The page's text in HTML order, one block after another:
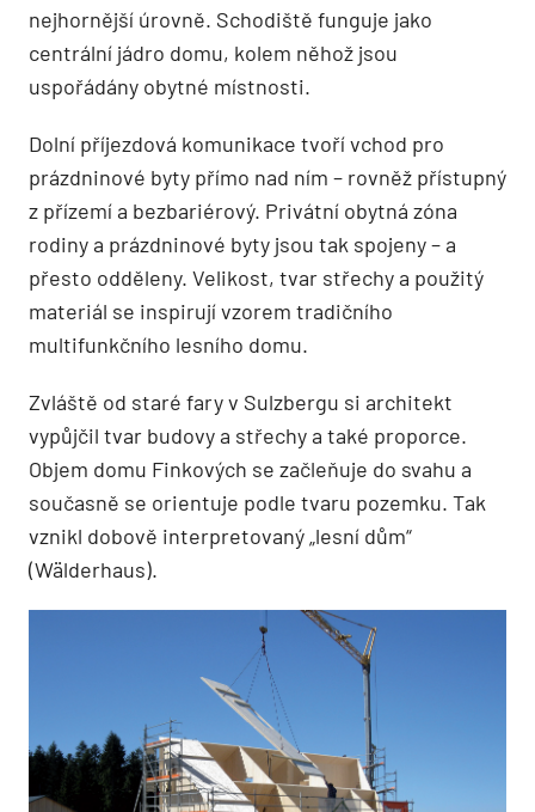
nejhornější úrovně. Schodiště funguje jako
centrální jádro domu, kolem něhož jsou
uspořádány obytné místnosti.
Dolní příjezdová komunikace tvoří vchod pro
prázdninové byty přímo nad ním – rovněž přístupný
z přízemí a bezbariérový. Privátní obytná zóna
rodiny a prázdninové byty jsou tak spojeny – a
přesto odděleny. Velikost, tvar střechy a použitý
materiál se inspirují vzorem tradičního
multifunkčního lesního domu.
Zvláště od staré fary v Sulzbergu si architekt
vypůjčil tvar budovy a střechy a také proporce.
Objem domu Finkových se začleňuje do svahu a
současně se orientuje podle tvaru pozemku. Tak
vznikl dobově interpretovaný „lesní dům“
(Wälderhaus).